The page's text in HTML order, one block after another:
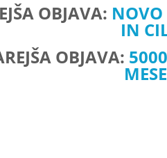
OBJAVA: NOVO
IN
OBJAVA: